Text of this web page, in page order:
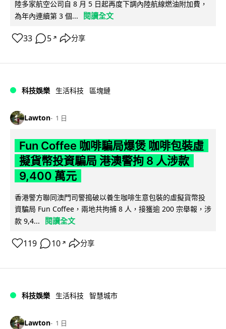
陸多家航空公司自 8 月 5 日起再度下調內陸航線燃油附加費，
為年內連續第 3 個...
閱讀全文
33 5 ↗ 分享
科技娛樂 生活科技 區塊鏈
Lawton 1 日
Fun Coffee 咖啡騙局爆煲 咖啡包裝虛
擬貨幣投資騙局 港澳警拘 8 人涉款
9,400 萬元
香港警方聯同澳門司警搗破以養生咖啡生意包裝的虛擬貨幣投
資騙局 Fun Coffee，兩地共拘捕 8 人，接獲逾 200 宗舉報，涉
款 9,4...
閱讀全文
119 10 ↗ 分享
科技娛樂 生活科技 智慧城市
Lawton 1 日